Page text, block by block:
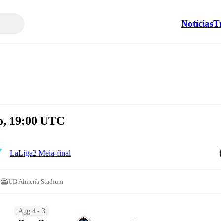
Notícias
19:00 UTC
LaLiga2 Meia-final
UD Almería Stadium
Agg 4 - 3